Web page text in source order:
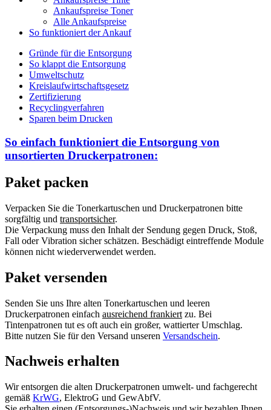
Ankaufspreise Toner
Alle Ankaufspreise
So funktioniert der Ankauf
Gründe für die Entsorgung
So klappt die Entsorgung
Umweltschutz
Kreislaufwirtschaftsgesetz
Zertifizierung
Recyclingverfahren
Sparen beim Drucken
So einfach funktioniert die Entsorgung von
unsortierten Druckerpatronen:
Paket packen
Verpacken Sie die Tonerkartuschen und Druckerpatronen bitte
sorgfältig und transportsicher.
Die Verpackung muss den Inhalt der Sendung gegen Druck, Stoß,
Fall oder Vibration sicher schätzen. Beschädigt eintreffende Module
können nicht wiederverwendet werden.
Paket versenden
Senden Sie uns Ihre alten Tonerkartuschen und leeren
Druckerpatronen einfach ausreichend frankiert zu. Bei
Tintenpatronen tut es oft auch ein großer, wattierter Umschlag.
Bitte nutzen Sie für den Versand unseren Versandschein.
Nachweis erhalten
Wir entsorgen die alten Druckerpatronen umwelt- und fachgerecht
gemäß KrWG, ElektroG und GewAbfV.